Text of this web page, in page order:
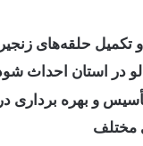
حلقه‌های
در استان احداث
و بهره برداری
مختلف